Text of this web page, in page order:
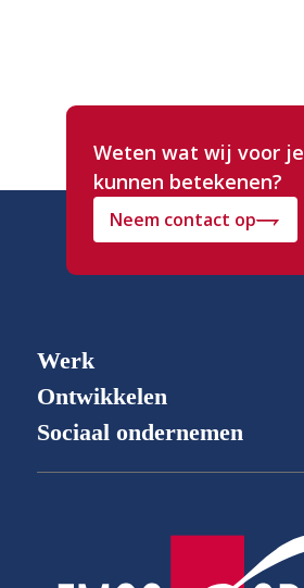
Weten wat wij voor je
kunnen betekenen?
Neem contact op
Werk
Ontwikkelen
Sociaal ondernemen